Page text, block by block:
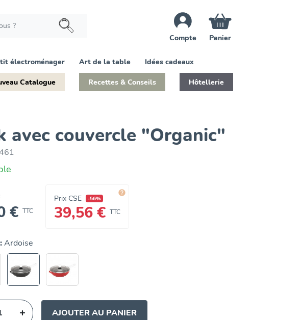
Compte Panier
électroménager Art de la table
Idées cadeaux
Catalogue Recettes & Conseils Hôtellerie
avec couvercle "Organic"
€ TTC
Prix CSE -56%
39,56 € TTC

Ardoise
+ AJOUTER AU PANIER